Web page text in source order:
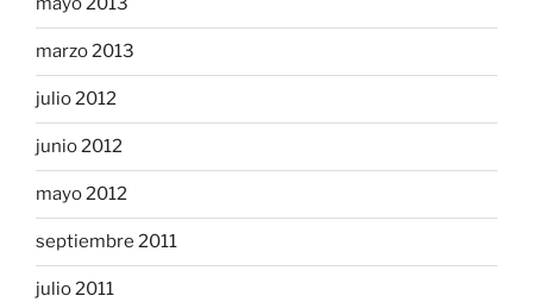
marzo 2013
julio 2012
junio 2012
mayo 2012
septiembre 2011
julio 2011